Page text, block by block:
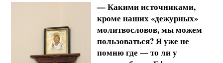
— Какими источниками,
кроме наших «дежурных»
молитвословов, мы можем
пользоваться? Я уже не
помню где — то ли у